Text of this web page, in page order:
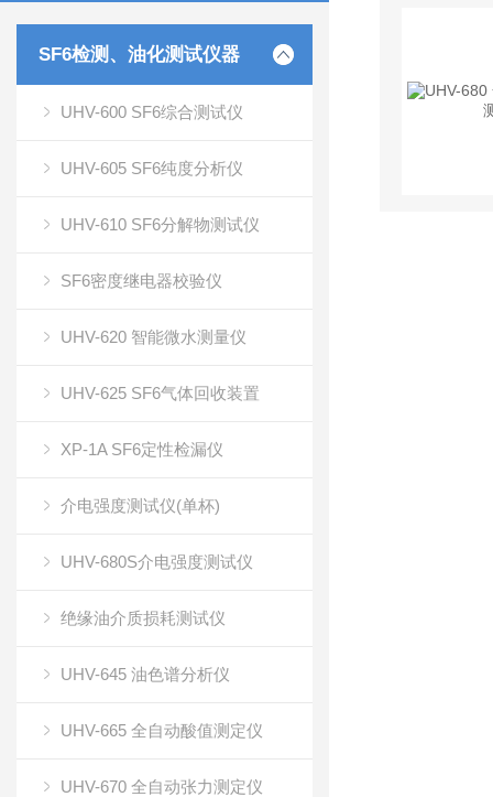
SF6检测、油化测试仪器
UHV-600 SF6综合测试仪
UHV-605 SF6纯度分析仪
UHV-610 SF6分解物测试仪
SF6密度继电器校验仪
UHV-620 智能微水测量仪
UHV-625 SF6气体回收装置
XP-1A SF6定性检漏仪
介电强度测试仪(单杯)
UHV-680S介电强度测试仪
绝缘油介质损耗测试仪
UHV-645 油色谱分析仪
UHV-665 全自动酸值测定仪
UHV-670 全自动张力测定仪